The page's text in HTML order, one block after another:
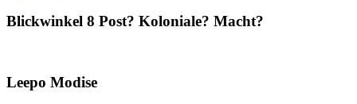
Blickwinkel 8 Post? Koloniale? Macht?
Leepo Modise